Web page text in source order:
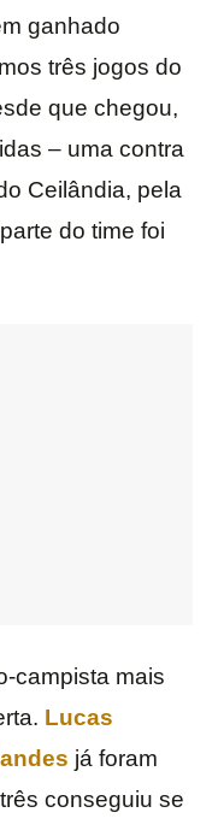
ganhado
três jogos do
que chegou,
– uma contra
Ceilândia, pela
do time foi
campista mais
Lucas
já foram
conseguiu se